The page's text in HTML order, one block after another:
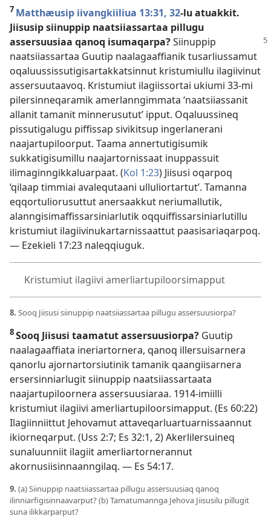
7 Matthæusip iivangkiiliua 13:31, 32-lu atuakkit.
Jiisusip siinuppip naatsiiassartaa pillugu
assersuusiaa qanoq isumaqarpa?Siinuppip
naatsiiassartaa Guutip naalagaaffianik tusarliussamut
oqaluussissutigisartakkatsinnut kristumiullu ilagiivinut
assersuutaavoq. Kristumiut ilagiissortai ukiumi 33-mi
pilersinneqaramik amerlanngimmata ‘naatsiiassanit
allanit tamanit minnerusutut’ ipput. Oqaluussineq
pissutigalugu piffissap sivikitsup ingerlanerani
naajartupiloorput. Taama annertutigisumik
sukkatigisumillu naajartornissaat inuppassuit
ilimaginngikkaluarpaat. (Kol 1:23) Jiisusi oqarpoq
‘qilaap timmiai avalequtaani ulluliortartut’. Tamanna
eqqortuliorusuttut anersaakkut neriumallutik,
alanngisimaffissarsiniarlutik oqquiffissarsiniarlutillu
kristumiut ilagiivinukartarnissaattut paasisariaqarpoq.
— Ezekieli 17:23 naleqqiuguk.
Kristumiut ilagiivi amerliartupiloorsimapput
8. Sooq Jiisusi siinuppip naatsiiassartaa pillugu assersuusiorpa?
8Sooq Jiisusi taamatut assersuusiorpa? Guutip
naalagaaffiata ineriartornera, qanoq illersuisarnera
qanorlu ajornartorsiutinik tamanik qaangiisarnera
ersersinniarlugit siinuppip naatsiiassartaata
naajartupiloornera assersuusiaraa. 1914-imiilli
kristumiut ilagiivi amerliartupiloorsimapput. (Es 60:22)
Ilagiinniittut Jehovamut attaveqarluartuarnissaannut
ikiorneqarput. (Uss 2:7; Es 32:1, 2) Akerlilersuineq
sunaluunniit ilagiit amerliartornerannut
akornusiisinnaanngilaq. — Es 54:17.
9. (a) Siinuppip naatsiiassartaa pillugu assersuusiaq qanoq
ilinniarfigisinnaavarput? (b) Tamatumannga Jehova Jiisusilu pillugit
suna ilikkarparput?